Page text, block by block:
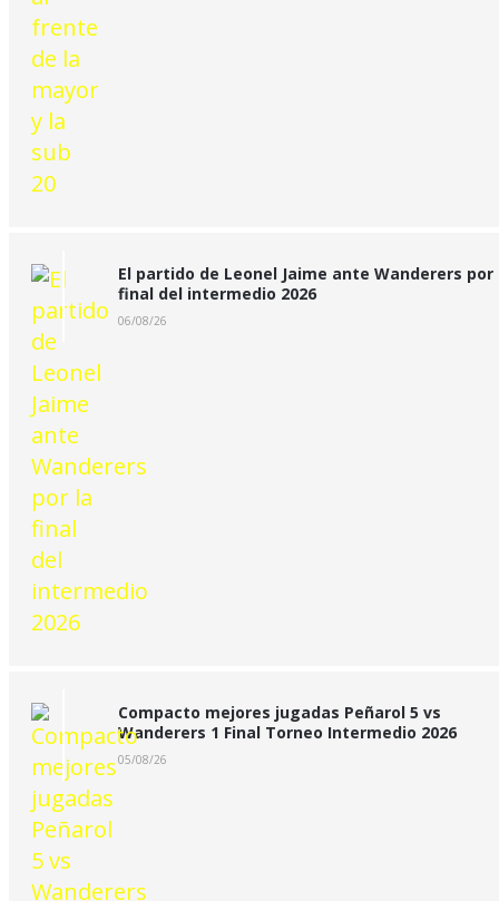
El partido de Leonel Jaime ante Wanderers por
final del intermedio 2026
06/08/26
Compacto mejores jugadas Peñarol 5 vs
Wanderers 1 Final Torneo Intermedio 2026
05/08/26